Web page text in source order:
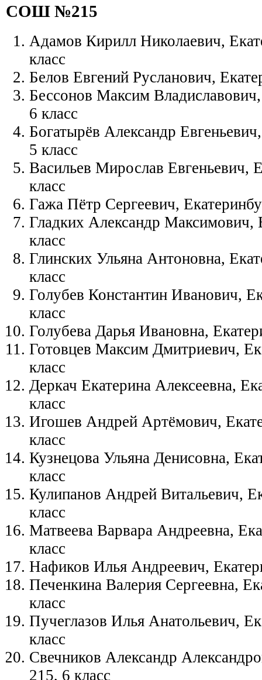
СОШ №215
Адамов Кирилл Николаевич,
класс
Белов Евгений Русланович,
Бессонов Максим
6 класс
Богатырёв Александр
5 класс
Васильев Мирослав
класс
Гажа Пётр Сергеевич,
Гладких Александр
класс
Глинских Ульяна Антоновна,
класс
Голубев Константин Иванович,
класс
Голубева Дарья Ивановна,
Готовцев Максим Дмитриевич,
класс
Деркач Екатерина Алексеевна,
класс
Игошев Андрей Артёмович,
класс
Кузнецова Ульяна Денисовна,
класс
Кулипанов Андрей Витальевич,
класс
Матвеева Варвара Андреевна,
класс
Нафиков Илья Андреевич,
Печенкина Валерия Сергеевна,
класс
Пучеглазов Илья Анатольевич,
класс
Свечников Александр
215, 6 класс